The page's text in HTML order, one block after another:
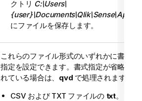
クトリ C:\Users\
{user}\Documents\Qlik\Sense\Apps
にファイルを保存します。
これらのファイル形式のいずれかに書式
指定を設定できます。書式指定が省略さ
れている場合は、 qvd で処理されます。
CSVおよびTXT ファイルの txt。